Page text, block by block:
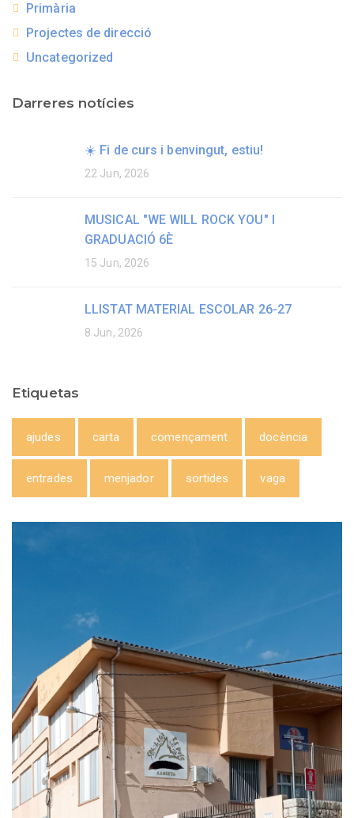
Primària
Projectes de direcció
Uncategorized
Darreres notícies
☀️ Fi de curs i benvingut, estiu!
22 Jun, 2026
MUSICAL "WE WILL ROCK YOU" I
GRADUACIÓ 6È
15 Jun, 2026
LLISTAT MATERIAL ESCOLAR 26-27
8 Jun, 2026
Etiquetas
ajudes carta començament docència
entrades menjador sortides vaga